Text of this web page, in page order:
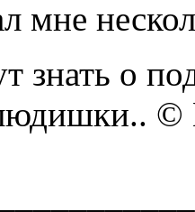
мне
знать о
©